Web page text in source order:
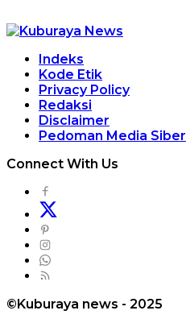
Indeks
Kode Etik
Privacy Policy
Redaksi
Disclaimer
Pedoman Media Siber
Connect With Us
©Kuburaya news - 2025